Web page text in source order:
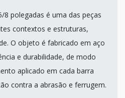
polegadas é uma das peças
contextos e estruturas,
O objeto é fabricado em aço
e durabilidade, de modo
aplicado em cada barra
contra a abrasão e ferrugem.